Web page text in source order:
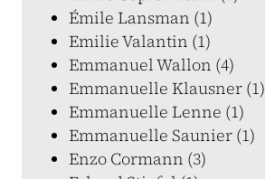
Émile Lansman (1)
Emilie Valantin (1)
Emmanuel Wallon (4)
Emmanuelle Klausner (1)
Emmanuelle Lenne (1)
Emmanuelle Saunier (1)
Enzo Cormann (3)